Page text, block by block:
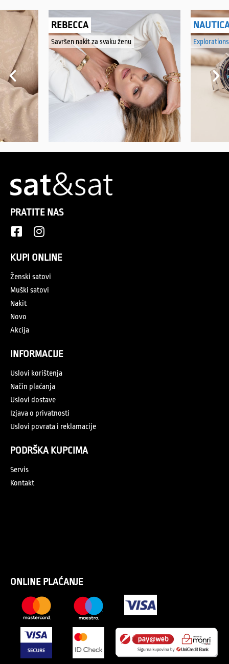
REBECCA
Savršen nakit za svaku ženu
PRATITE NAS
KUPI ONLINE
Ženski satovi
Muški satovi
Nakit
Novo
Akcija
INFORMACIJE
Uslovi korištenja
Način plaćanja
Uslovi dostave
Izjava o privatnosti
Uslovi povrata i reklamacije
PODRŠKA KUPCIMA
Servis
Kontakt
ONLINE PLAĆANJE